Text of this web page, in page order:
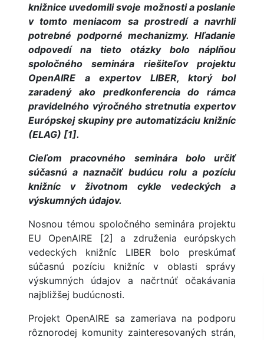
knižnice uvedomili svoje možnosti a poslanie
v tomto meniacom sa prostredí a navrhli
potrebné podporné mechanizmy. Hľadanie
odpovedí na tieto otázky bolo náplňou
spoločného seminára riešiteľov projektu
OpenAIRE a expertov LIBER, ktorý bol
zaradený ako predkonferencia do rámca
pravidelného výročného stretnutia expertov
Európskej skupiny pre automatizáciu knižníc
(ELAG) [1].
Cieľom pracovného seminára bolo určiť
súčasnú a naznačiť budúcu rolu a pozíciu
knižníc v životnom cykle vedeckých a
výskumných údajov.
Nosnou témou spoločného seminára projektu
EU OpenAIRE [2] a združenia európskych
vedeckých knižníc LIBER bolo preskúmať
súčasnú pozíciu knižníc v oblasti správy
výskumných údajov a načrtnúť očakávania
najbližšej budúcnosti.
Projekt OpenAIRE sa zameriava na podporu
rôznorodej komunity zainteresovaných strán,